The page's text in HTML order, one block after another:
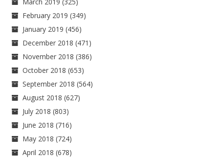
February 2019 (349)
January 2019 (456)
December 2018 (471)
November 2018 (386)
October 2018 (653)
September 2018 (564)
August 2018 (627)
July 2018 (803)
June 2018 (716)
May 2018 (724)
April 2018 (678)